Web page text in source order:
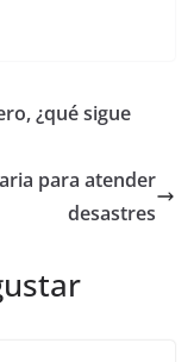
¿qué sigue
para atender
desastres